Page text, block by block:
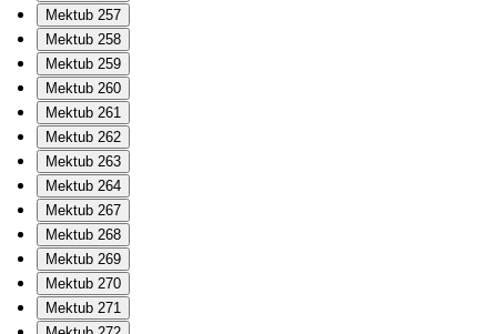
Mektub 257
Mektub 258
Mektub 259
Mektub 260
Mektub 261
Mektub 262
Mektub 263
Mektub 264
Mektub 267
Mektub 268
Mektub 269
Mektub 270
Mektub 271